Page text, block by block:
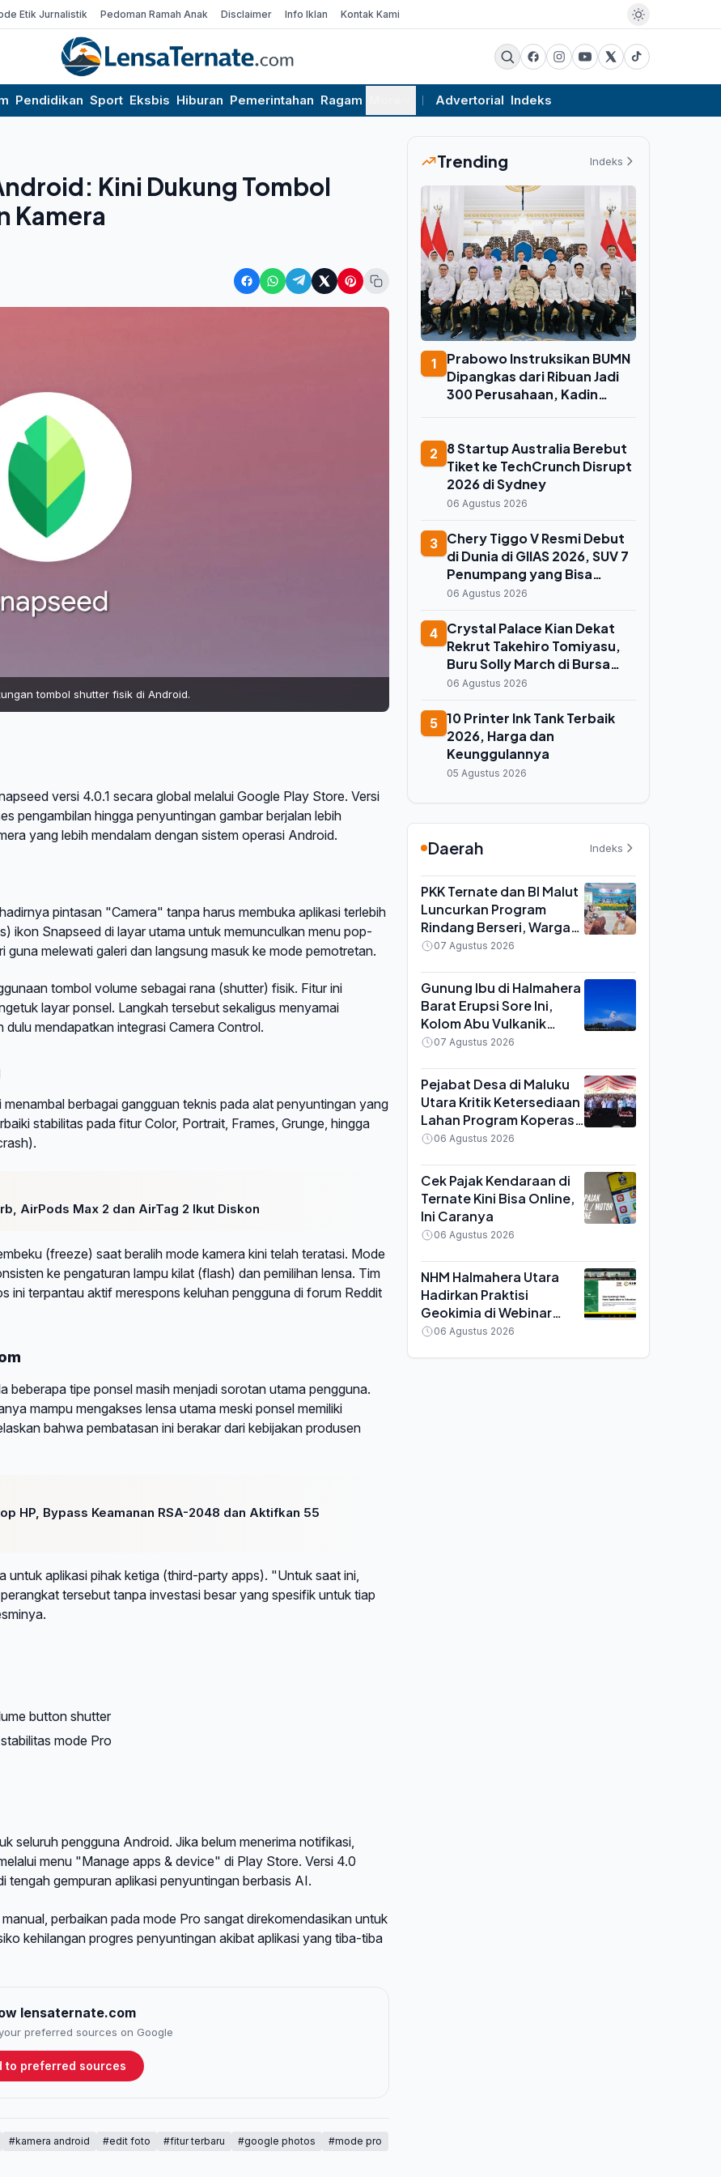
Etik Jurnalistik Pedoman Ramah Anak Disclaimer Info Iklan Kontak Kami
Pendidikan Sport Eksbis Hiburan Pemerintahan Ragam Advertorial Indeks
Kini Dukung Tombol
Kamera
tombol shutter fisik di Android.
versi 4.0.1 secara global melalui Google Play Store. Versi
pengambilan hingga penyuntingan gambar berjalan lebih
yang lebih mendalam dengan sistem operasi Android.
pintasan "Camera" tanpa harus membuka aplikasi terlebih
ikon Snapseed di layar utama untuk memunculkan menu pop-
guna melewati galeri dan langsung masuk ke mode pemotretan.
tombol volume sebagai rana (shutter) fisik. Fitur ini
layar ponsel. Langkah tersebut sekaligus menyamai
mendapatkan integrasi Camera Control.
berbagai gangguan teknis pada alat penyuntingan yang
stabilitas pada fitur Color, Portrait, Frames, Grunge, hingga
AirPods Max 2 dan AirTag 2 Ikut Diskon
(freeze) saat beralih mode kamera kini telah teratasi. Mode
ke pengaturan lampu kilat (flash) dan pemilihan lensa. Tim
ini terpantau aktif merespons keluhan pengguna di forum Reddit
tipe ponsel masih menjadi sorotan utama pengguna.
mampu mengakses lensa utama meski ponsel memiliki
bahwa pembatasan ini berakar dari kebijakan produsen
HP, Bypass Keamanan RSA-2048 dan Aktifkan 55
untuk aplikasi pihak ketiga (third-party apps). "Untuk saat ini,
tersebut tanpa investasi besar yang spesifik untuk tiap
button shutter
mode Pro
seluruh pengguna Android. Jika belum menerima notifikasi,
menu "Manage apps & device" di Play Store. Versi 4.0
tengah gempuran aplikasi penyuntingan berbasis AI.
perbaikan pada mode Pro sangat direkomendasikan untuk
kehilangan progres penyuntingan akibat aplikasi yang tiba-tiba
lensaternate.com
preferred sources on Google
to preferred sources
#kamera android #edit foto #fitur terbaru #google photos
#mode pro
Trending Indeks
1
Prabowo Instruksikan BUMN
Dipangkas dari Ribuan Jadi
300 Perusahaan, Kadin
2
8 Startup Australia Berebut
Tiket ke TechCrunch Disrupt
2026 di Sydney
06 Agustus 2026
3 Chery Tiggo V Resmi Debut
di Dunia di GIIAS 2026, SUV 7
Penumpang yang Bisa
Disulap Jadi Pikap
06 Agustus 2026
4 Crystal Palace Kian Dekat
Rekrut Takehiro Tomiyasu,
Buru Solly March di Bursa
Transfer
06 Agustus 2026
5 10 Printer Ink Tank Terbaik
2026, Harga dan
Keunggulannya
05 Agustus 2026
Daerah Indeks
PKK Ternate dan BI Malut
Luncurkan Program
Rindang Berseri, Warga
Didorong Tanam Cabai
Pekarangan
07 Agustus 2026
Gunung Ibu di Halmahera
Barat Erupsi Sore Ini,
Kolom Abu Vulkanik
Capai 600 Meter di Atas
07 Agustus 2026
Pejabat Desa di Maluku
Utara Kritik Ketersediaan
Lahan Program Koperasi
Merah Putih saat Seminar
06 Agustus 2026
Cek Pajak Kendaraan di
Ternate Kini Bisa Online,
Ini Caranya
06 Agustus 2026
NHM Halmahera Utara
Hadirkan Praktisi
Geokimia di Webinar
MGEI UNG, Bahas
06 Agustus 2026